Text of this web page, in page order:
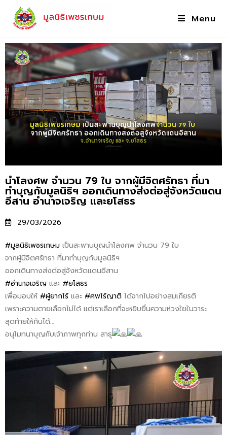
Menu
นำโลงศพ จำนวน 79 ใบ จากผู้มีจิตศรัทธา ที่มา
ทำบุญกับมูลนิธิฯ ออกเดินทางส่งต่อสู่จังหวัดแดน
อีสาน อำนาจเจริญ และยโสธร
29/03/2026
#มูลนิธิเพชรเกษม เป็นสะพานบุญนำโลงศพ จำนวน 79 ใบ
จากผู้มีจิตศรัทธา ที่มาทำบุญกับมูลนิธิฯ
ออกเดินทางส่งต่อสู่จังหวัดแดนอีสาน
#อำนาจเจริญ และ #ยโสธร
เพื่อมอบให้ #ผู้ยากไร้ และ #ศพไร้ญาติ ได้จากไปอย่างสมเกียรติ
เพราะความตายเลือกไม่ได้ แต่เราเลือกที่จะหยิบยื่นความห่วงใยในวาระ
สุดท้ายให้กันได้…
อนุโมทนาบุญกับเจ้าภาพทุกท่าน สาธุ